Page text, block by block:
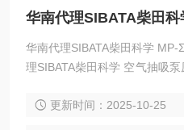
华南代理SIBATA柴田
华南代理SIBATA柴田科学
理SIBATA柴田科学 空气抽吸泵原装 迷你泵MP-Σ（
泵），内置集成流量测量功能
更新时间：2025-10-25